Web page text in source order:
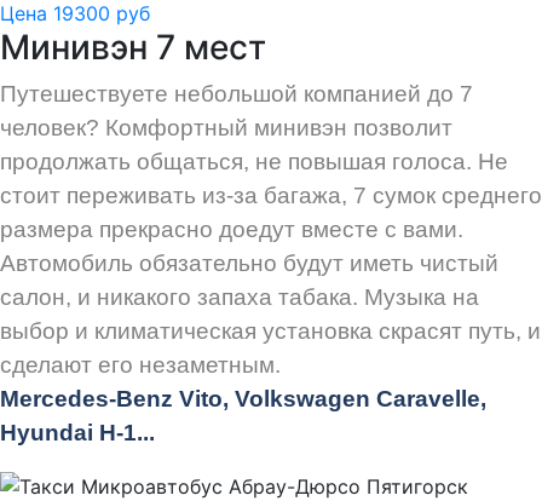
Цена 19300 руб
Минивэн 7 мест
Путешествуете небольшой компанией до 7
человек? Комфортный минивэн позволит
продолжать общаться, не повышая голоса. Не
стоит переживать из-за багажа, 7 сумок среднего
размера прекрасно доедут вместе с вами.
Автомобиль обязательно будут иметь чистый
салон, и никакого запаха табака. Музыка на
выбор и климатическая установка скрасят путь, и
сделают его незаметным.
Mercedes-Benz Vito, Volkswagen Caravelle,
Hyundai H-1...